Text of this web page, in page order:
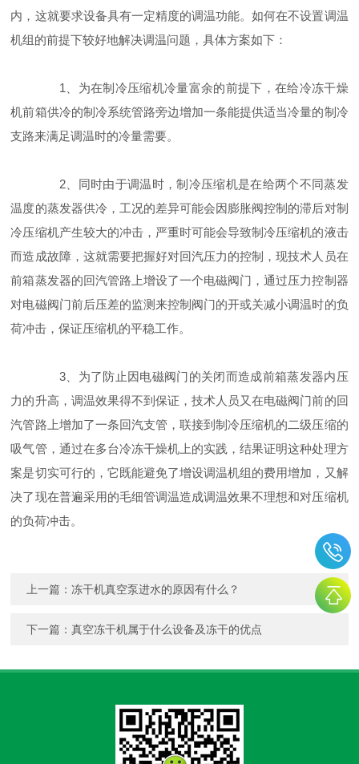
内，这就要求设备具有一定精度的调温功能。如何在不设置调温
机组的前提下较好地解决调温问题，具体方案如下：
1、为在制冷压缩机冷量富余的前提下，在给冷冻干燥
机前箱供冷的制冷系统管路旁边增加一条能提供适当冷量的制冷
支路来满足调温时的冷量需要。
2、同时由于调温时，制冷压缩机是在给两个不同蒸发
温度的蒸发器供冷，工况的差异可能会因膨胀阀控制的滞后对制
冷压缩机产生较大的冲击，严重时可能会导致制冷压缩机的液击
而造成故障，这就需要把握好对回汽压力的控制，现技术人员在
前箱蒸发器的回汽管路上增设了一个电磁阀门，通过压力控制器
对电磁阀门前后压差的监测来控制阀门的开或关减小调温时的负
荷冲击，保证压缩机的平稳工作。
3、为了防止因电磁阀门的关闭而造成前箱蒸发器内压
力的升高，调温效果得不到保证，技术人员又在电磁阀门前的回
汽管路上增加了一条回汽支管，联接到制冷压缩机的二级压缩的
吸气管，通过在多台冷冻干燥机上的实践，结果证明这种处理方
案是切实可行的，它既能避免了增设调温机组的费用增加，又解
决了现在普遍采用的毛细管调温造成调温效果不理想和对压缩机
的负荷冲击。
上一篇：冻干机真空泵进水的原因有什么？
下一篇：真空冻干机属于什么设备及冻干的优点